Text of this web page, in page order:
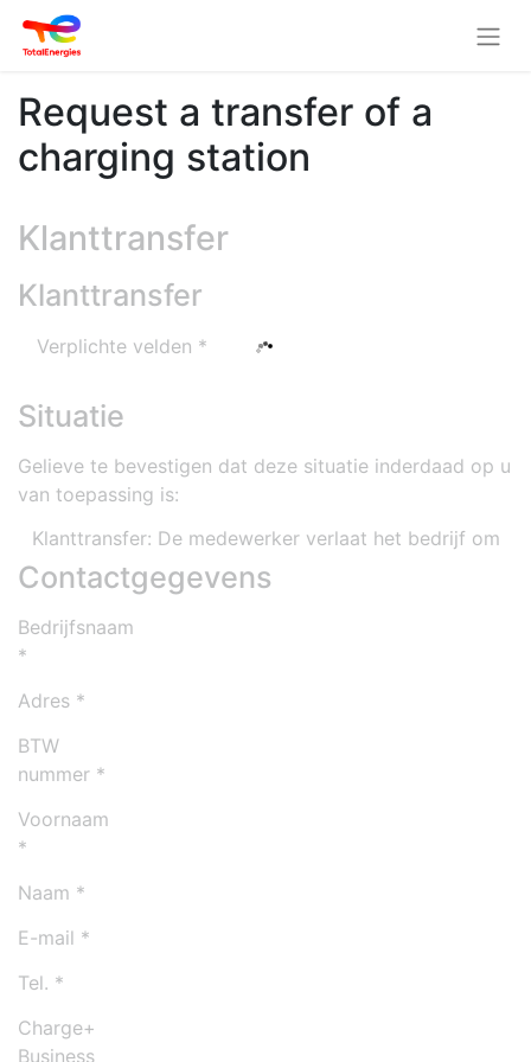
Request a transfer of a
charging station
Klanttransfer
Klanttransfer
Verplichte velden *
Situatie
Gelieve te bevestigen dat deze situatie inderdaad op u
van toepassing is:
Contactgegevens
Bedrijfsnaam
Adres
BTW
nummer
Voornaam
Naam
E-mail
Tel.
Charge+
Business